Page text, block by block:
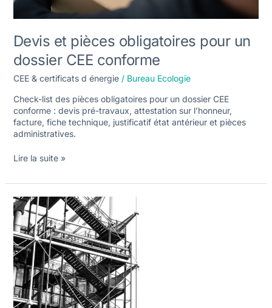
Devis et pièces obligatoires pour un
dossier CEE conforme
CEE & certificats d énergie/ Bureau Ecologie
Check-list des pièces obligatoires pour un dossier CEE
conforme : devis pré-travaux, attestation sur l’honneur,
facture, fiche technique, justificatif état antérieur et pièces
administratives.
Lire la suite »
Délais
et
étapes
de
versement
d’une
prime
CEE